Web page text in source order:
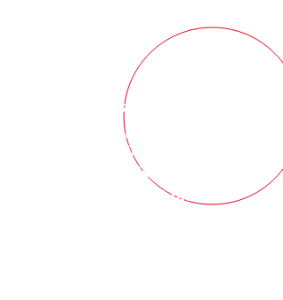
Important : d'ici novembre
2026, les réseaux mobiles 2G
et 3G seront progressivement
désactivés. Vos
géolocalisation
transmettront plus de